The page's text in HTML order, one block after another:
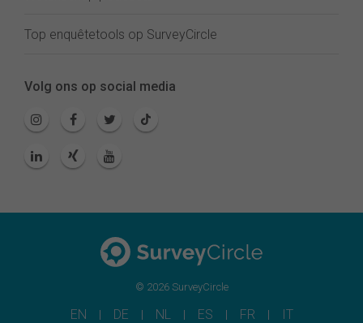
Top enquêtetools op SurveyCircle
Volg ons op social media
© 2026 SurveyCircle
EN DE NL ES FR IT